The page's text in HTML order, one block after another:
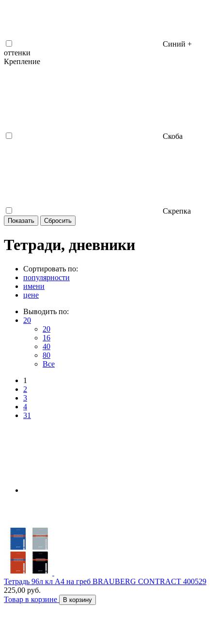
Синий +
оттенки
Крепление
Скоба
Скрепка
Тетради, дневники
Сортировать по:
популярности
имени
цене
Выводить по:
20
20
16
40
80
Все
1
2
3
4
31
Тетрадь 96л кл А4 на греб BRAUBERG CONTRACT 400529
225,00 руб.
Товар в корзине
В корзину